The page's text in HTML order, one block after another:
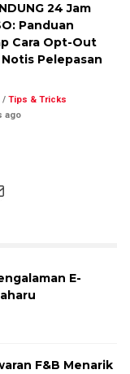
24 Jam
Panduan
Cara Opt-Out
Pelepasan
/ Tips & Tricks
ago
E-
F&B Menarik